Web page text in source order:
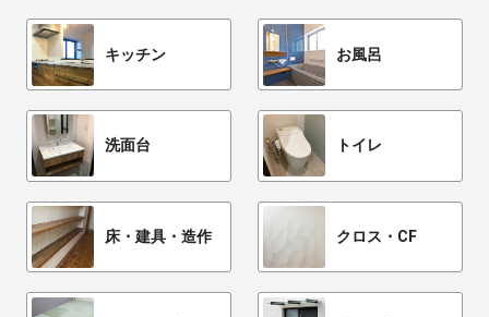
キッチン お風呂
洗面台 トイレ
床・建具・造作 クロス・CF